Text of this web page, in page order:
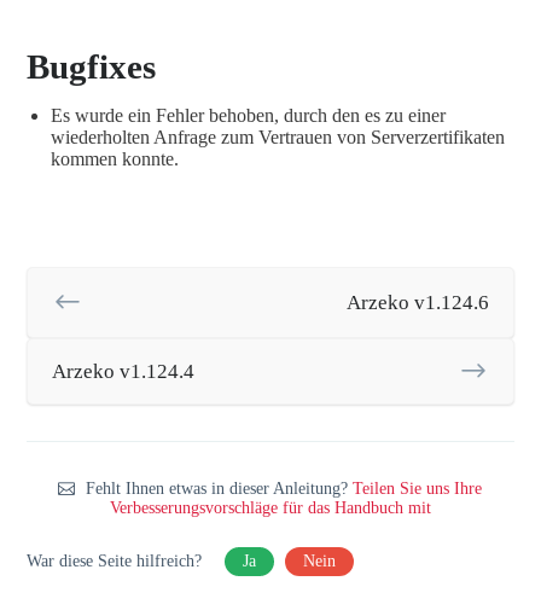
Bugfixes
Es wurde ein Fehler behoben, durch den es zu einer
wiederholten Anfrage zum Vertrauen von Serverzertifikaten
kommen konnte.
Arzeko v1.124.6
Arzeko v1.124.4
Fehlt Ihnen etwas in dieser Anleitung?Teilen Sie uns Ihre
Verbesserungsvorschläge für das Handbuch mit
War diese Seite hilfreich? Ja Nein